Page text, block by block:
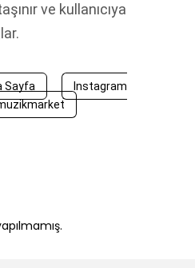
ve kullanıcıya
Sayfa
Instagram